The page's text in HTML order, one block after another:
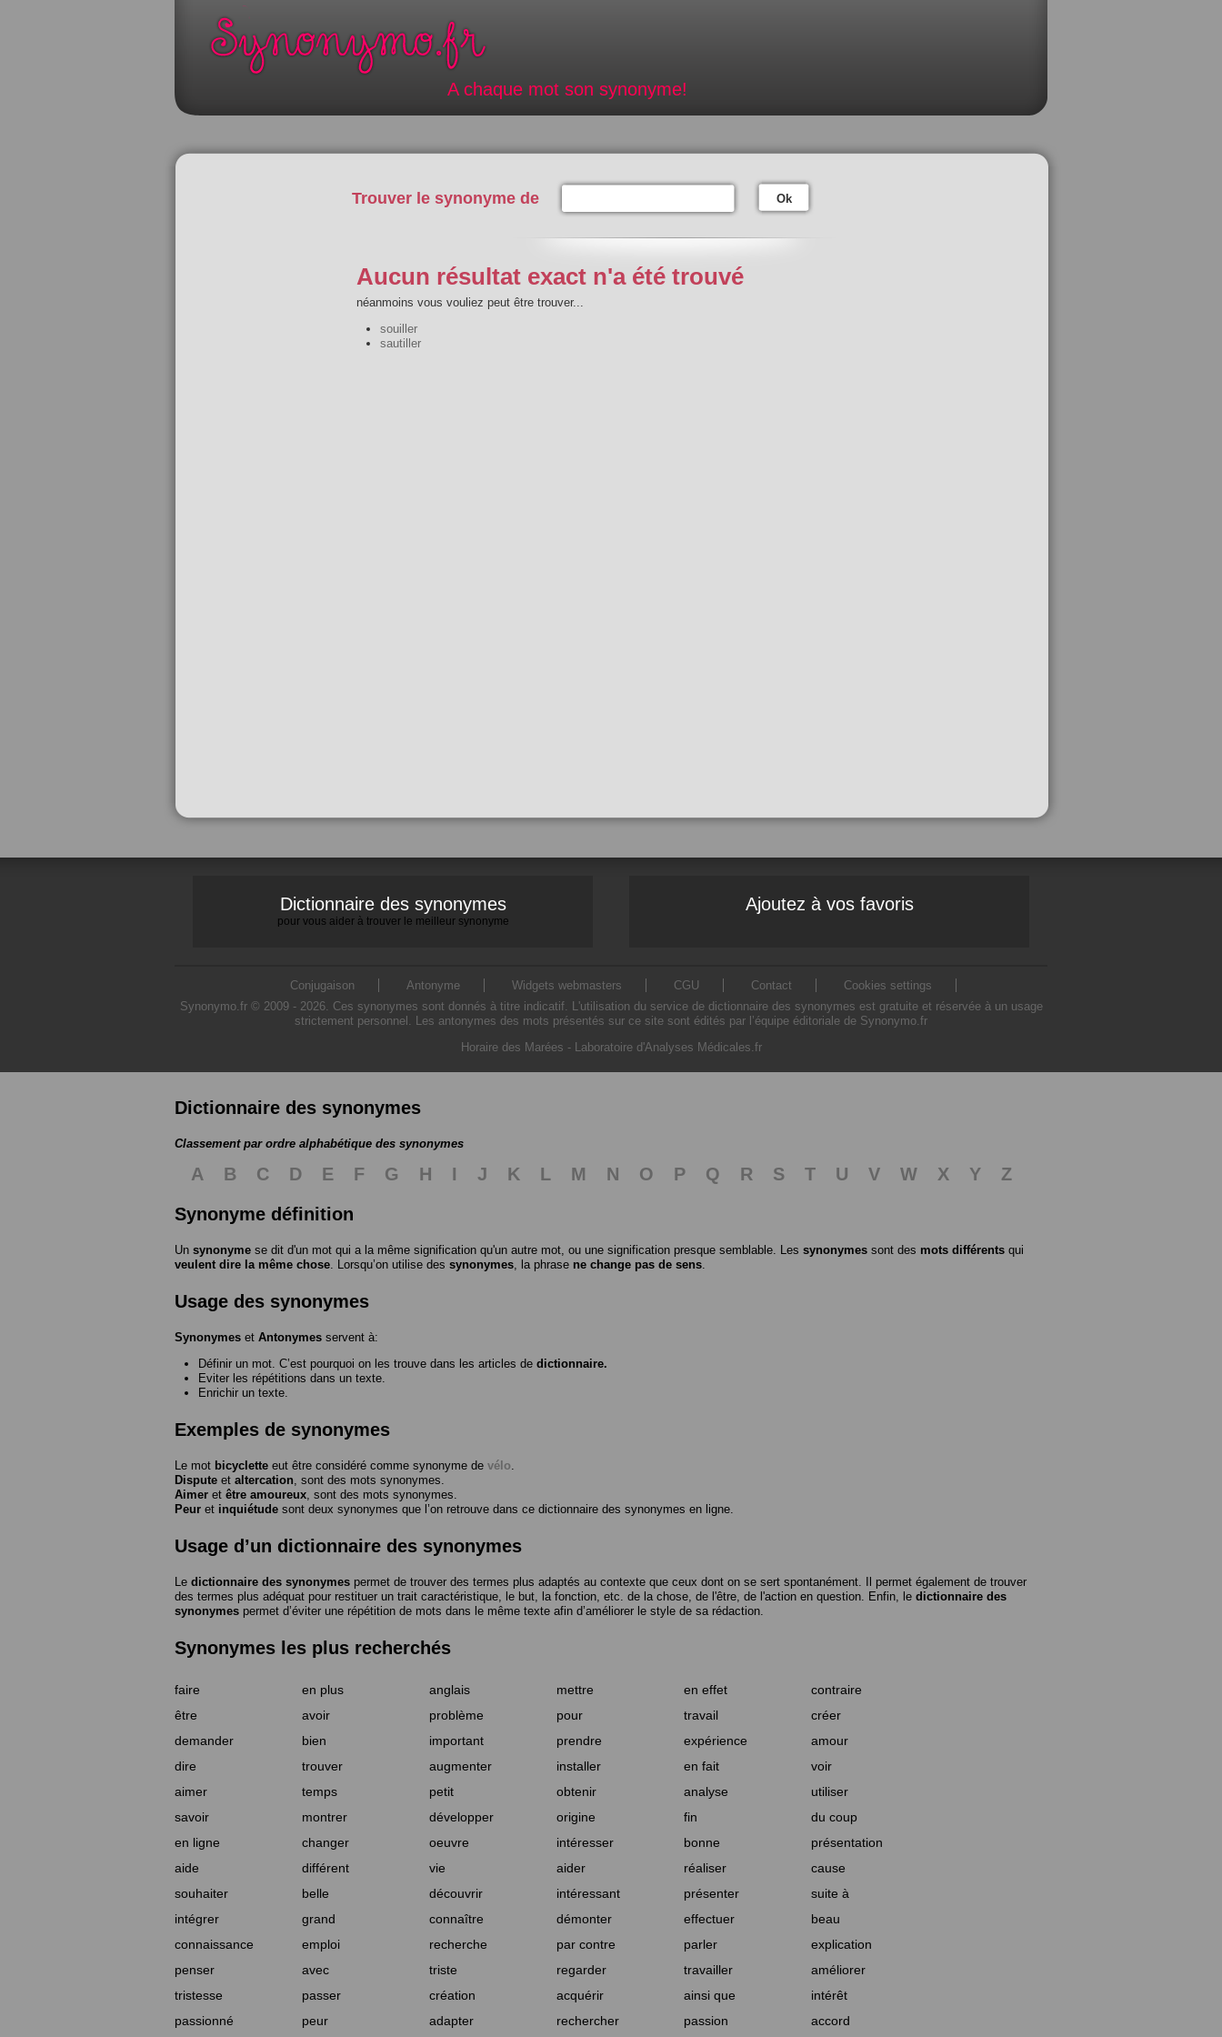
A chaque mot son synonyme!
Trouver le synonyme de Ok
Aucun résultat exact n'a été trouvé
néanmoins vous vouliez peut être trouver...
souiller
sautiller
Dictionnaire des synonymes
pour vous aider à trouver le meilleur synonyme
Ajoutez à vos favoris
Conjugaison Antonyme Widgets webmasters CGU Contact
Cookies settings
Synonymo.fr © 2009 - 2026. Ces synonymes sont donnés à titre indicatif. L'utilisation du service de dictionnaire des synonymes est gratuite et réservée à un usage
strictement personnel. Les antonymes des mots présentés sur ce site sont édités par l’équipe éditoriale de Synonymo.fr
Horaire des Marées - Laboratoire d'Analyses Médicales.fr
Dictionnaire des synonymes
Classement par ordre alphabétique des synonymes
A B C D E F G H I J K L M N O P Q R S T U V W X Y
Z
Synonyme définition
Un synonyme se dit d'un mot qui a la même signification qu'un autre mot, ou une signification presque semblable. Les synonymes sont des mots différents qui
veulent dire la même chose . Lorsqu’on utilise des synonymes , la phrase ne change pas de sens
Usage des synonymes
Synonymes et Antonymes servent à:
Définir un mot. C’est pourquoi on les trouve dans les articles de dictionnaire.
Eviter les répétitions dans un texte.
Enrichir un texte.
Exemples de synonymes
Le mot bicyclette eut être considéré comme synonyme de vélo
Dispute et altercation , sont des mots synonymes.
Aimer et être amoureux , sont des mots synonymes.
Peur et inquiétude sont deux synonymes que l’on retrouve dans ce dictionnaire des synonymes en ligne.
Usage d’un dictionnaire des synonymes
Le dictionnaire des synonymes permet de trouver des termes plus adaptés au contexte que ceux dont on se sert spontanément. Il permet également de trouver
des termes plus adéquat pour restituer un trait caractéristique, le but, la fonction, etc. de la chose, de l'être, de l'action en question. Enfin, le dictionnaire des
synonymes permet d’éviter une répétition de mots dans le même texte afin d’améliorer le style de sa rédaction.
Synonymes les plus recherchés
faire en plus anglais mettre en effet
contraire
être
avoir problème pour travail
créer
demander
bien important prendre expérience
amour
dire
trouver augmenter installer en fait
voir
aimer
temps petit obtenir analyse
utiliser
savoir
montrer développer origine fin
du coup
en ligne
changer oeuvre intéresser bonne
présentation
aide
différent vie aider réaliser
cause
souhaiter
belle découvrir intéressant présenter
suite à
intégrer
grand connaître démonter effectuer
beau
connaissance
emploi recherche par contre parler
explication
penser
avec triste regarder travailler
améliorer
tristesse
passer création acquérir ainsi que
intérêt
passionné
peur adapter rechercher passion accord